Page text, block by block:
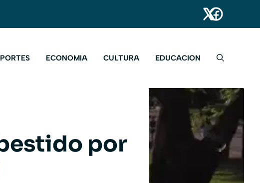
ECONOMIA CULTURA EDUCACION
por